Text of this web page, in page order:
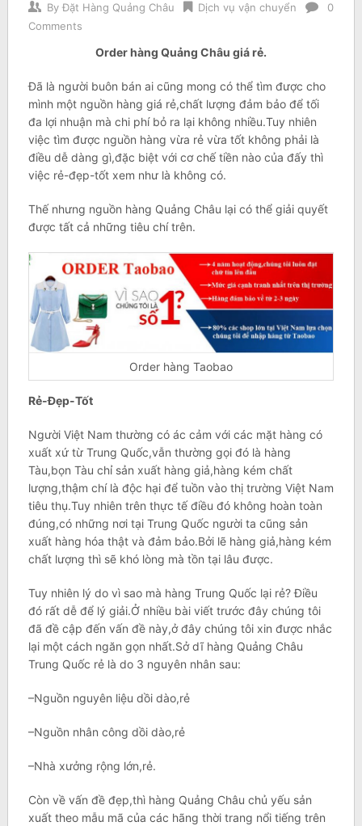
By Đặt Hàng Quảng Châu Dịch vụ vận chuyển
0
Comments
Order hàng Quảng Châu giá rẻ.
Đã là người buôn bán ai cũng mong có thể tìm được cho
mình một nguồn hàng giá rẻ,chất lượng đảm bảo để tối
đa lợi nhuận mà chi phí bỏ ra lại không nhiều.Tuy nhiên
việc tìm được nguồn hàng vừa rẻ vừa tốt không phải là
điều dễ dàng gì,đặc biệt với cơ chế tiền nào của đấy thì
việc rẻ-đẹp-tốt xem như là không có.
Thế nhưng nguồn hàng Quảng Châu lại có thể giải quyết
được tất cả những tiêu chí trên.
Order hàng Taobao
Rẻ-Đẹp-Tốt
Người Việt Nam thường có ác cảm với các mặt hàng có
xuất xứ từ Trung Quốc,vẫn thường gọi đó là hàng
Tàu,bọn Tàu chỉ sản xuất hàng giả,hàng kém chất
lượng,thậm chí là độc hại để tuồn vào thị trường Việt Nam
tiêu thụ.Tuy nhiên trên thực tế điều đó không hoàn toàn
đúng,có những nơi tại Trung Quốc người ta cũng sản
xuất hàng hóa thật và đảm bảo.Bởi lẽ hàng giả,hàng kém
chất lượng thì sẽ khó lòng mà tồn tại lâu được.
Tuy nhiên lý do vì sao mà hàng Trung Quốc lại rẻ? Điều
đó rất dễ để lý giải.Ở nhiều bài viết trước đây chúng tôi
đã đề cập đến vấn đề này,ở đây chúng tôi xin được nhắc
lại một cách ngăn gọn nhất.Sở dĩ hàng Quảng Châu
Trung Quốc rẻ là do 3 nguyên nhân sau:
–Nguồn nguyên liệu dồi dào,rẻ
–Nguồn nhân công dồi dào,rẻ
–Nhà xưởng rộng lớn,rẻ.
Còn về vấn đề đẹp,thì hàng Quảng Châu chủ yếu sản
xuất theo mẫu mã của các hãng thời trang nổi tiếng trên